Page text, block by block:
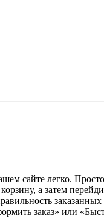
сайте легко.
а затем
заказ» или